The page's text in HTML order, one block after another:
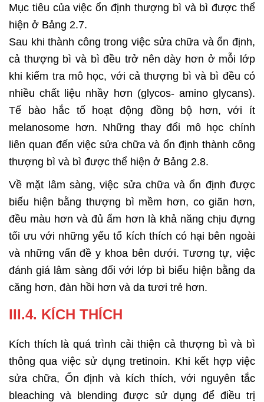
Mục tiêu của việc ổn định thượng bì và bì được thể
hiện ở Bảng 2.7.
Sau khi thành công trong việc sửa chữa và ổn định,
cả thượng bì và bì đều trở nên dày hơn ở mỗi lớp
khi kiểm tra mô học, với cả thượng bì và bì đều có
nhiều chất liệu nhầy hơn (glycos- amino glycans).
Tế bào hắc tố hoạt động đồng bộ hơn, với ít
melanosome hơn. Những thay đổi mô học chính
liên quan đến việc sửa chữa và ổn định thành công
thượng bì và bì được thể hiện ở Bảng 2.8.
Về mặt lâm sàng, việc sửa chữa và ổn định được
biếu hiện bằng thượng bì mềm hơn, co giãn hơn,
đều màu hơn và đủ ẩm hơn là khả năng chịu đựng
tối ưu với những yếu tố kích thích có hại bên ngoài
và những vấn đề y khoa bên dưới. Tương tự, việc
đánh giá lâm sàng đối với lớp bì biểu hiện bằng da
căng hơn, đàn hồi hơn và da tươi trẻ hơn.
III.4. KÍCH THÍCH
Kích thích là quá trình cải thiện cả thượng bì và bì
thông qua việc sử dụng tretinoin. Khi kết hợp việc
sửa chữa, Ổn định và kích thích, với nguyên tắc
bleaching và blending được sử dụng để điều trị